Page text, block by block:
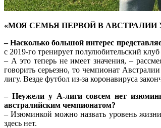
«МОЯ СЕМЬЯ ПЕРВОЙ В
– Насколько большой интерес
с 2019-го тренирует полулюбительский
– А это теперь не имеет значения, –
говорить серьезно, то чемпионат
лигу. Везде футбол из-за коронавируса
– Неужели у А-лиги совсем нет
австралийским чемпионатом?
– Изюминкой можно назвать уровень
здесь нет.